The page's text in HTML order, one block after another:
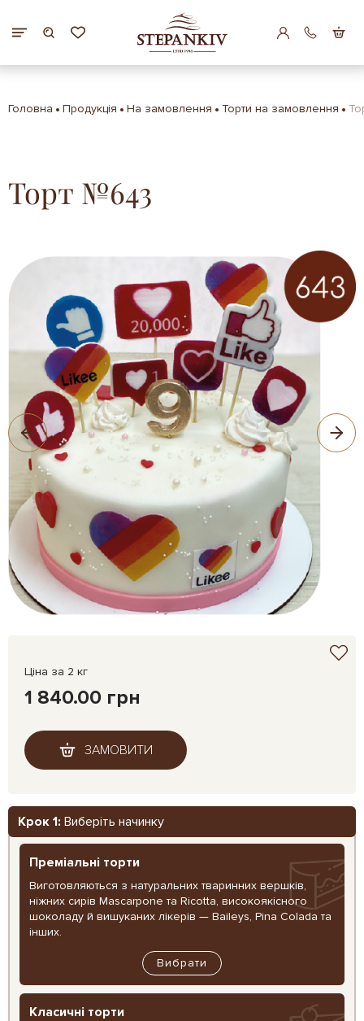
Головна Продукція На замовлення Торти на замовлення
Торт №643
Ціна за 2 кг
1 840.00 грн
ЗАМОВИТИ
Крок 1: Виберіть начинку
Преміальні торти
Виготовляються з натуральних тваринних вершків,
ніжних сирів Mascarpone та Ricotta, високоякісного
шоколаду й вишуканих лікерів — Baileys, Pina Colada та
інших.
Вибрати
Класичні торти